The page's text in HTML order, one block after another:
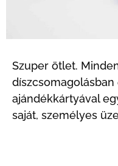
Szuper ötlet.
ajándékkártyával
saját, személyes